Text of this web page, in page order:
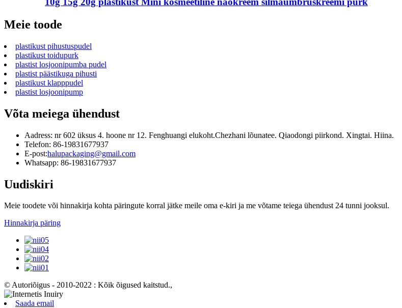
Meie toode
plastikust pihustuspudel
plastikust toidupurk
plastist losjoonipumba pudel
plastist päästikuga pihusti
plastikust klapppudel
plastist losjoonipump
Võta meiega ühendust
Aadress: nr 602 üksus 4. hoone nr 12. Fenghuangi elukoht.Chezhani lõunatee. Qiaodongi piirkond. Xingtai. Hiina.
Telefon: 86-19831677937
E-post:halupackaging@gmail.com
Whatsapp: 86-19831677937
Uudiskiri
Meie toodete või hinnakirja kohta päringute korral jätke meile oma e-kiri ja me võtame teiega ühendust 24 tunni jooksul.
Hinnakirja päring
© Autoriõigus - 2010-2022 : Kõik õigused kaitstud.,
Saada email